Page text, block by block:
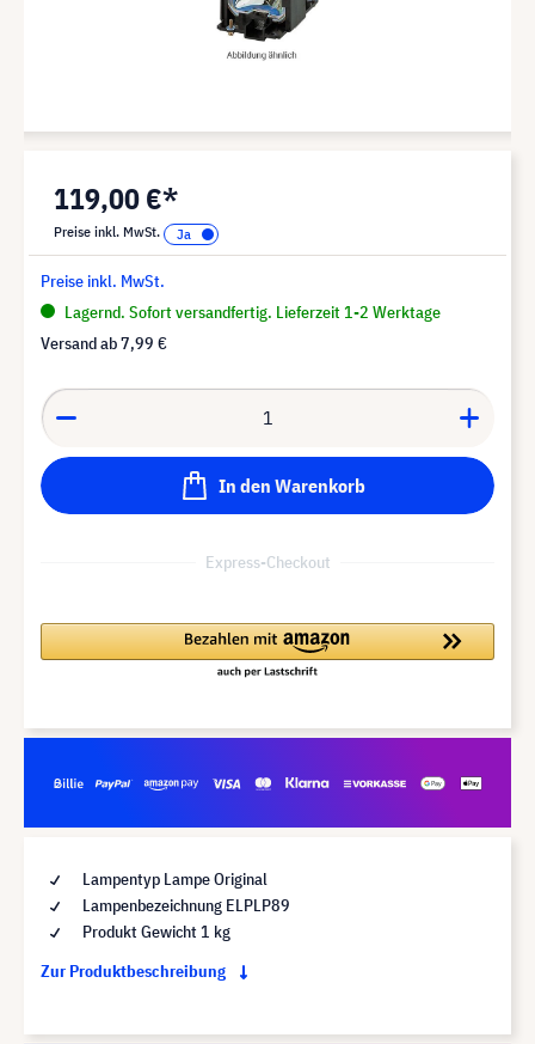
119,00 €*
Preise inkl. MwSt.
Preise inkl. MwSt.
Lagernd. Sofort versandfertig. Lieferzeit 1-2 Werktage
Versand ab7,99 €
In den Warenkorb
Express-Checkout
Lampentyp Lampe Original
Lampenbezeichnung ELPLP89
Produkt Gewicht 1 kg
Zur Produktbeschreibung